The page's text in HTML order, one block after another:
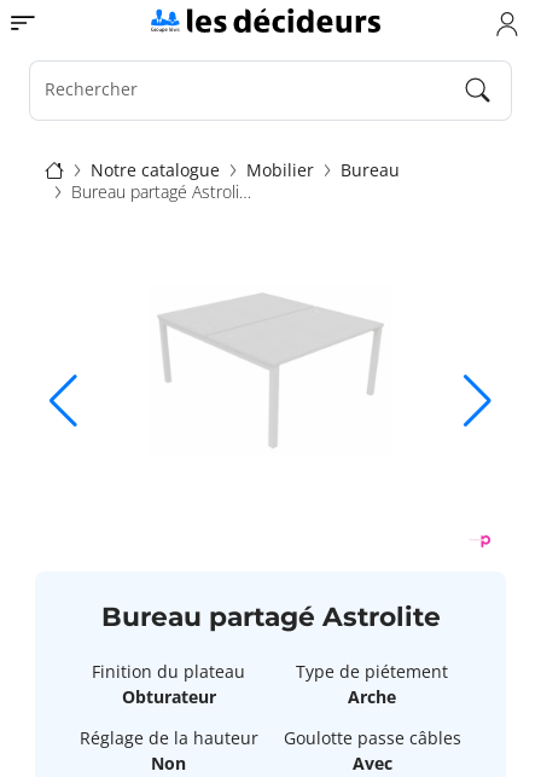
Aller
au
contenu
principal
Toggle navigation
Rechercher
Fil
d'Ariane
Notre catalogue Mobilier
Bureau
Bureau partagé Astrolite
Bureau partagé Astrolite
Finition du plateau
Obturateur
Type de piétement
Arche
Réglage de la hauteur
Non
Goulotte passe câbles
Avec